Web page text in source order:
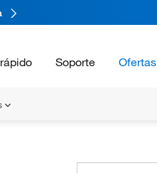
Soporte Ofertas